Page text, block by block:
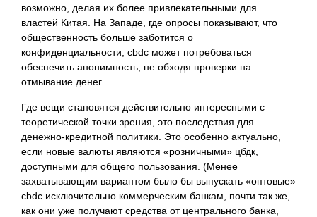
возможно, делая их более привлекательными для
властей Китая. На Западе, где опросы показывают, что
общественность больше заботится о
конфиденциальности, cbdc может потребоваться
обеспечить анонимность, не обходя проверки на
отмывание денег.
Где вещи становятся действительно интересными с
теоретической точки зрения, это последствия для
денежно-кредитной политики. Это особенно актуально,
если новые валюты являются «розничными» цбдк,
доступными для общего пользования. (Менее
захватывающим вариантом было бы выпускать «оптовые»
cbdc исключительно коммерческим банкам, почти так же,
как они уже получают средства от центрального банка,